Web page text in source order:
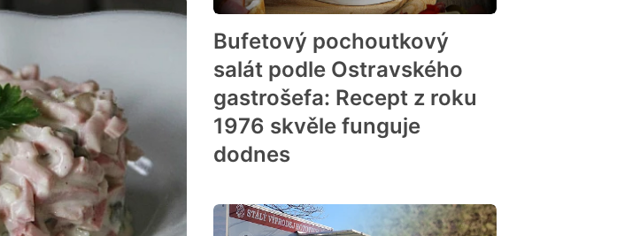
Bufetový pochoutkový
salát podle Ostravského
gastrošefa: Recept z roku
1976 skvěle funguje
dodnes